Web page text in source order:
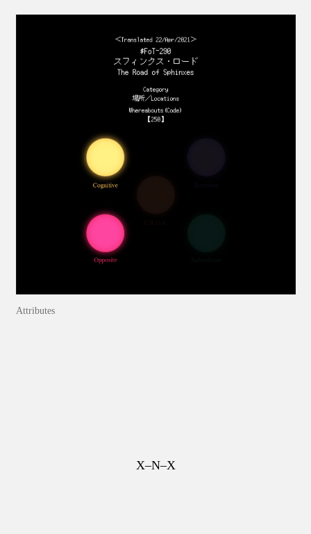
Attributes
X–N–X